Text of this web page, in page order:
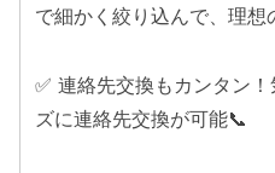
で細かく絞り込んで、理想
✅ 連絡先交換もカンタン
ズに連絡先交換が可能📞